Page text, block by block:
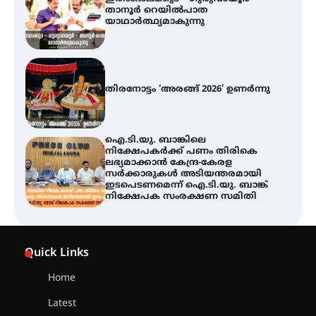
തിരനോട്ടം ‘അരങ്ങ് 2026’ ഉണർന്നു
നിക്ഷേപകർക്ക് പണം തിരികെ
ലഭ്യമാക്കാൻ കേന്ദ്ര-കേരള
സർക്കാരുകൾ അടിയന്തരമായി
ഇടപെടണമെന്ന് ഐ.ടി.യു. ബാങ്ക്
നിക്ഷേപക സംരക്ഷണ സമിതി
യൂത്ത് കോൺഗ്രസ്‌ സ്ഥാപക ദിനം
– ഇരിങ്ങാലക്കുടയിൽ
ലഹരിവിരുദ്ധ പ്രതിജ്ഞയെടുത്ത്
യൂത്ത് കോൺഗ്രസ്
Quick Links
Home
Latest